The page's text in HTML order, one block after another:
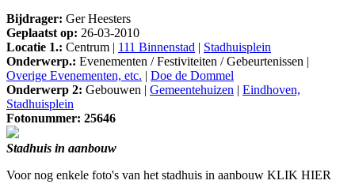
Bijdrager: Ger Heesters
Geplaatst op: 26-03-2010
Locatie 1.: Centrum | 111 Binnenstad | Stadhuisplein
Onderwerp.: Evenementen / Festiviteiten / Gebeurtenissen |
Overige Evenementen, etc. | Doe de Dommel
Onderwerp 2: Gebouwen | Gemeentehuizen | Eindhoven,
Stadhuisplein
Fotonummer: 25646
Stadhuis in aanbouw
Voor nog enkele foto's van het stadhuis in aanbouw KLIK HIER